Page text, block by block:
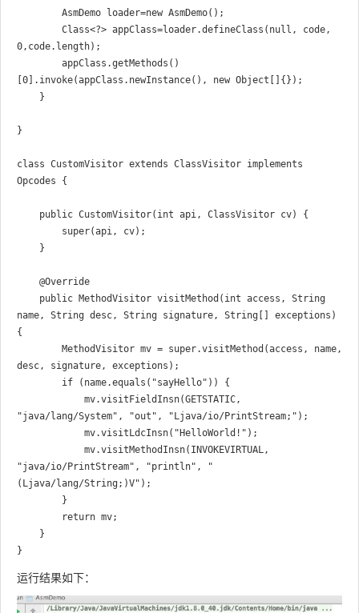
0,code.length);
[0].invoke(appClass.newInstance(), new Object[]{});
}
class CustomVisitor extends ClassVisitor implements
Opcodes {
name, String desc, String signature, String[] exceptions)
{
desc, signature, exceptions);
"java/lang/System", "out", "Ljava/io/PrintStream;");
"java/io/PrintStream", "println", "
(Ljava/lang/String;)V");
运行结果如下：